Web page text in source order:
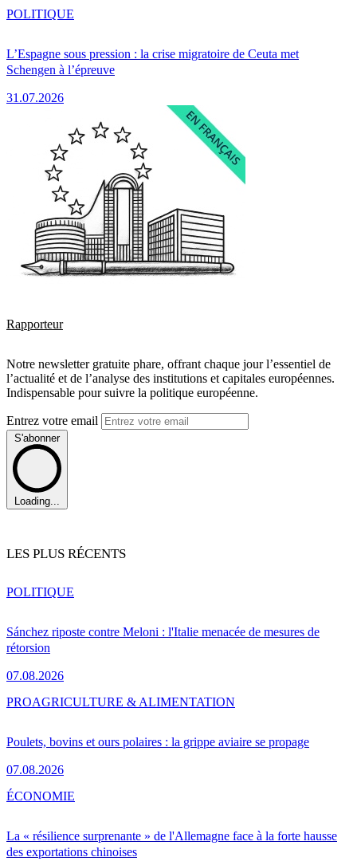
L’Espagne sous pression : la crise migratoire de Ceuta met
Schengen à l’épreuve
31.07.2026
POLITIQUE
Rapporteur
Notre newsletter gratuite phare, offrant chaque jour l’essentiel de
l’actualité et de l’analyse des institutions et capitales européennes.
Indispensable pour suivre la politique européenne.
Entrez votre email
S'abonner
Loading...
LES PLUS RÉCENTS
Sánchez riposte contre Meloni : l'Italie menacée de mesures de
rétorsion
07.08.2026
POLITIQUE
Poulets, bovins et ours polaires : la grippe aviaire se propage
07.08.2026
PROAGRICULTURE & ALIMENTATION
La « résilience surprenante » de l'Allemagne face à la forte hausse
des exportations chinoises
ÉCONOMIE